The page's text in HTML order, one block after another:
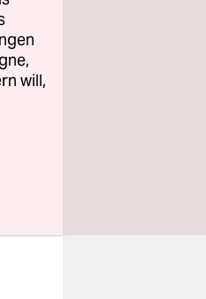
will,